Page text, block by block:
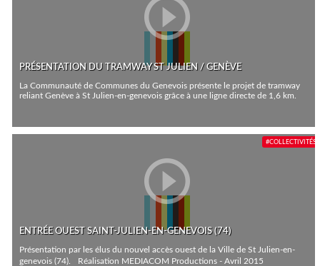
PRÉSENTATION DU TRAMWAY ST JULIEN / GENÈVE
La Communauté de Communes du Genevois présente le projet de tramway
reliant Genève à St Julien-en-genevois grâce à une ligne directe de 1,6 km.
ENTRÉE OUEST SAINT-JULIEN-EN-GENEVOIS (74)
Présentation par les élus du nouvel accès ouest de la Ville de St Julien-en-
genevois (74). Réalisation MEDIACOM Productions - Avril 2015
#COLLECTIVITÉS